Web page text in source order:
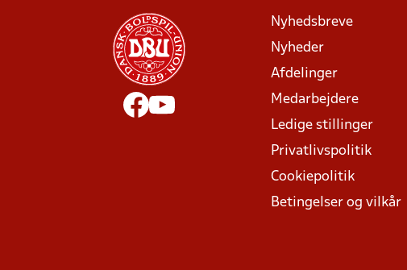
Nyhedsbreve
Nyheder
Afdelinger
Medarbejdere
Ledige stillinger
Privatlivspolitik
Cookiepolitik
Betingelser og vilkår